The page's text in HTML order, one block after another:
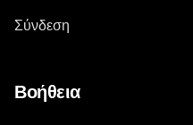
Σύνδεση
Βοήθεια